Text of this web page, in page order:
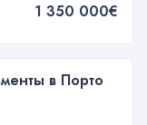
1 350 000€
в Порто